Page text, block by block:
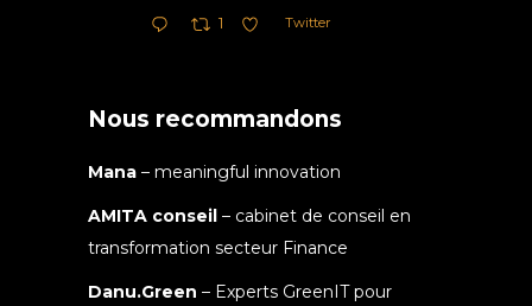
1 Twitter
Nous recommandons
Mana – meaningful innovation
AMITA conseil – cabinet de conseil en
transformation secteur Finance
Danu.Green – Experts GreenIT pour